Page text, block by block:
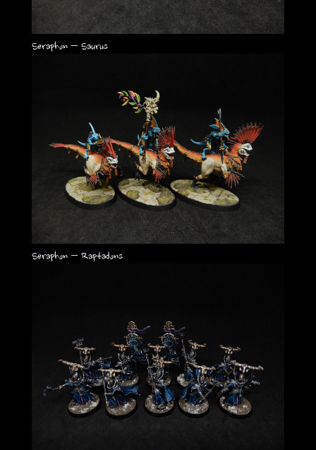
Seraphon – Saurus
Seraphon – Raptadons